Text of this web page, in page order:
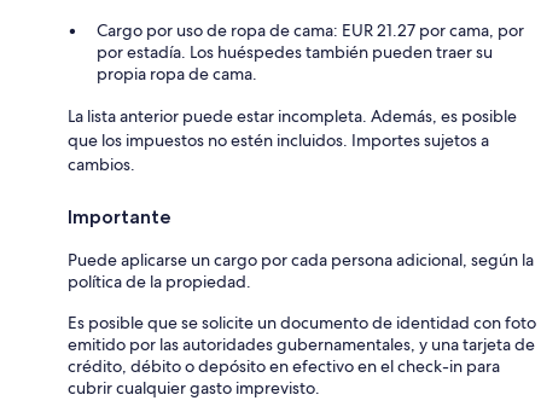
Cargo por uso de ropa de cama: EUR 21.27 por cama, por
por estadía. Los huéspedes también pueden traer su
propia ropa de cama.
La lista anterior puede estar incompleta. Además, es posible
que los impuestos no estén incluidos. Importes sujetos a
cambios.
Importante
Puede aplicarse un cargo por cada persona adicional, según la
política de la propiedad.
Es posible que se solicite un documento de identidad con foto
emitido por las autoridades gubernamentales, y una tarjeta de
crédito, débito o depósito en efectivo en el check-in para
cubrir cualquier gasto imprevisto.